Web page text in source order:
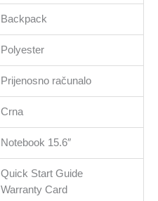
Backpack
Polyester
Prijenosno računalo
Crna
Notebook 15.6″
Quick Start Guide
Warranty Card